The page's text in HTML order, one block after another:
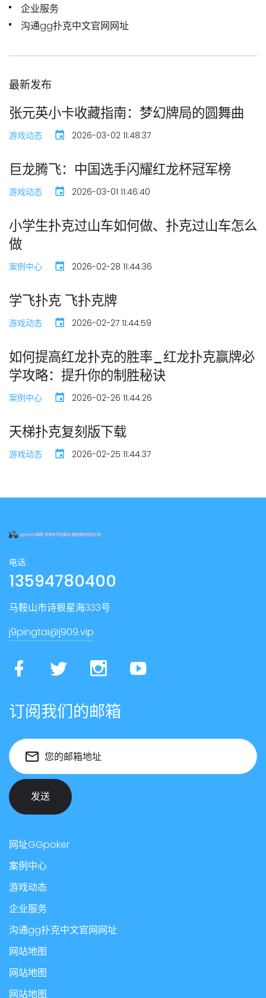
企业服务
沟通gg扑克中文官网网址
最新发布
张元英小卡收藏指南：梦幻牌局的圆舞曲
游戏动态 2026-03-02 11:48:37
巨龙腾飞：中国选手闪耀红龙杯冠军榜
游戏动态 2026-03-01 11:46:40
小学生扑克过山车如何做、扑克过山车怎么
做
案例中心 2026-02-28 11:44:36
学飞扑克 飞扑克牌
游戏动态 2026-02-27 11:44:59
如何提高红龙扑克的胜率_红龙扑克赢牌必
学攻略：提升你的制胜秘诀
案例中心 2026-02-26 11:44:26
天梯扑克复刻版下载
游戏动态 2026-02-25 11:44:37
电话:
13594780400
马鞍山市诗狠星海333号
j9pingtai@j909.vip
订阅我们的邮箱
您的邮箱地址
发送
网址GGpoker
案例中心
游戏动态
企业服务
沟通gg扑克中文官网网址
网站地图
网站地图
网站地图